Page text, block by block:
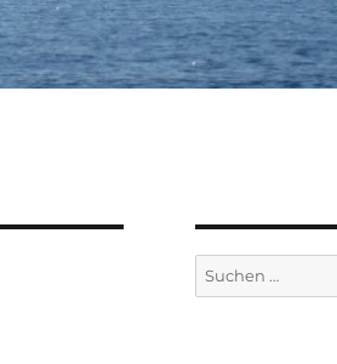
Suchen
nach: